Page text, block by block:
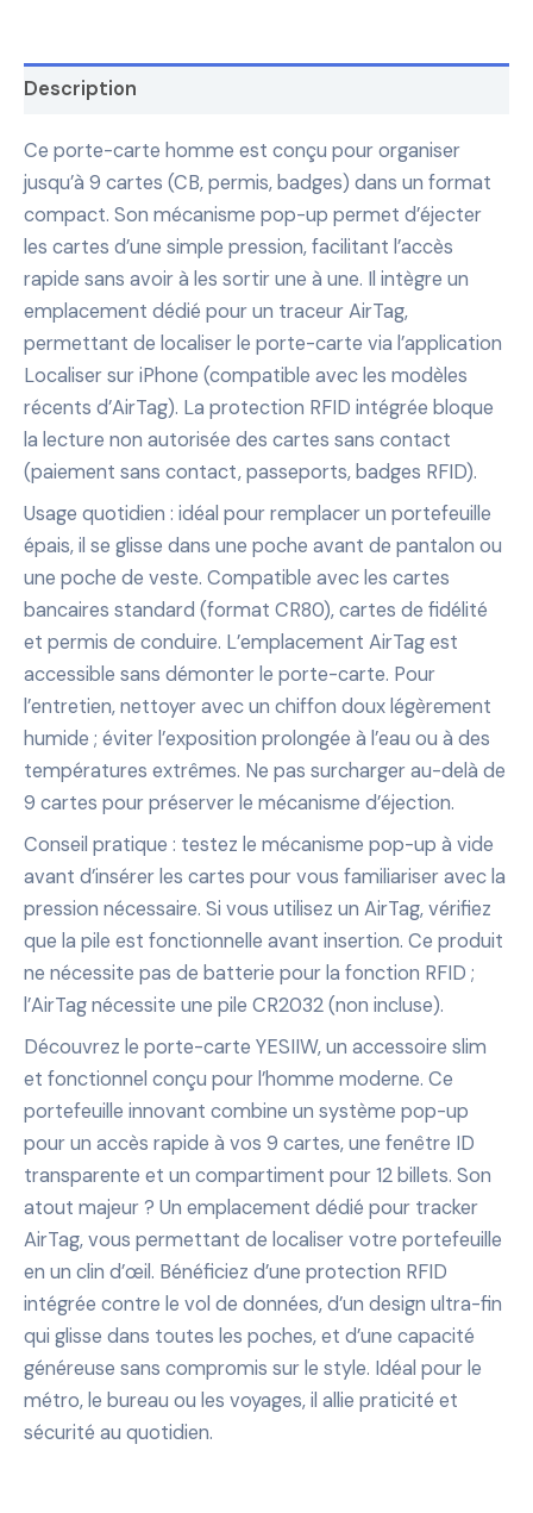
Description
Ce porte-carte homme est conçu pour organiser
jusqu’à 9 cartes (CB, permis, badges) dans un format
compact. Son mécanisme pop-up permet d’éjecter
les cartes d’une simple pression, facilitant l’accès
rapide sans avoir à les sortir une à une. Il intègre un
emplacement dédié pour un traceur AirTag,
permettant de localiser le porte-carte via l’application
Localiser sur iPhone (compatible avec les modèles
récents d’AirTag). La protection RFID intégrée bloque
la lecture non autorisée des cartes sans contact
(paiement sans contact, passeports, badges RFID).
Usage quotidien : idéal pour remplacer un portefeuille
épais, il se glisse dans une poche avant de pantalon ou
une poche de veste. Compatible avec les cartes
bancaires standard (format CR80), cartes de fidélité
et permis de conduire. L’emplacement AirTag est
accessible sans démonter le porte-carte. Pour
l’entretien, nettoyer avec un chiffon doux légèrement
humide ; éviter l’exposition prolongée à l’eau ou à des
températures extrêmes. Ne pas surcharger au-delà de
9 cartes pour préserver le mécanisme d’éjection.
Conseil pratique : testez le mécanisme pop-up à vide
avant d’insérer les cartes pour vous familiariser avec la
pression nécessaire. Si vous utilisez un AirTag, vérifiez
que la pile est fonctionnelle avant insertion. Ce produit
ne nécessite pas de batterie pour la fonction RFID ;
l’AirTag nécessite une pile CR2032 (non incluse).
Découvrez le porte-carte YESIIW, un accessoire slim
et fonctionnel conçu pour l’homme moderne. Ce
portefeuille innovant combine un système pop-up
pour un accès rapide à vos 9 cartes, une fenêtre ID
transparente et un compartiment pour 12 billets. Son
atout majeur ? Un emplacement dédié pour tracker
AirTag, vous permettant de localiser votre portefeuille
en un clin d’œil. Bénéficiez d’une protection RFID
intégrée contre le vol de données, d’un design ultra-fin
qui glisse dans toutes les poches, et d’une capacité
généreuse sans compromis sur le style. Idéal pour le
métro, le bureau ou les voyages, il allie praticité et
sécurité au quotidien.